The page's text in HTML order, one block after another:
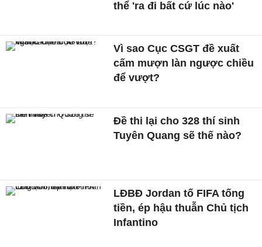
thể 'ra đi bất cứ lúc nào'
Vì sao Cục CSGT đề xuất
cấm mượn làn ngược chiều
để vượt?
Đề thi lại cho 328 thí sinh
Tuyên Quang sẽ thế nào?
LĐBĐ Jordan tố FIFA tống
tiền, ép hậu thuẫn Chủ tịch
Infantino